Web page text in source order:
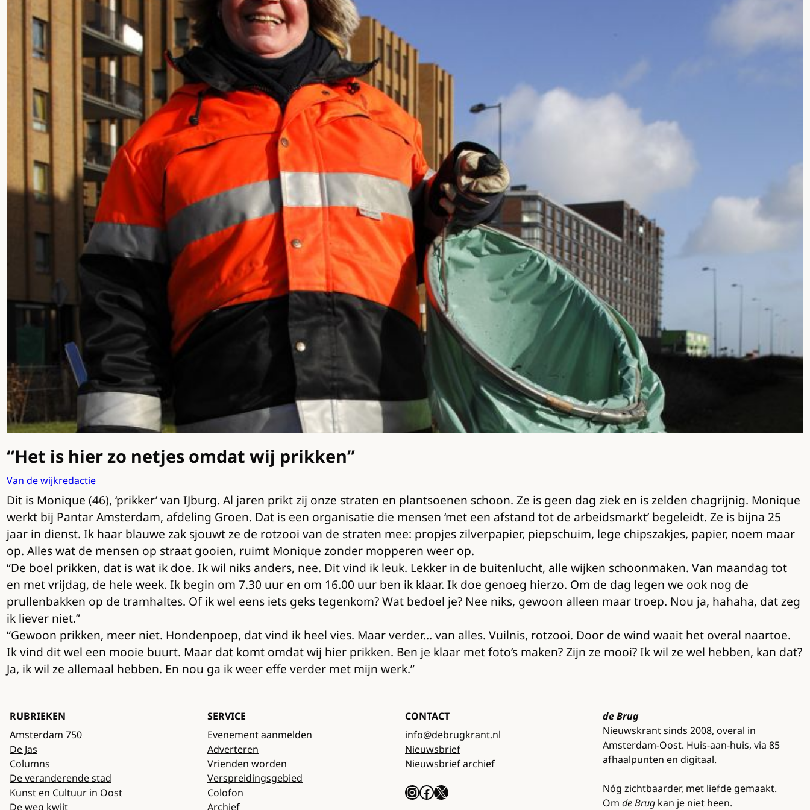
“Het is hier zo netjes omdat wij prikken”
Van de wijkredactie
Dit is Monique (46), ‘prikker’ van IJburg. Al jaren prikt zij onze straten en plantsoenen schoon. Ze is geen dag ziek en is zelden chagrijnig. Monique
werkt bij Pantar Amsterdam, afdeling Groen. Dat is een organisatie die mensen ‘met een afstand tot de arbeidsmarkt’ begeleidt. Ze is bijna 25
jaar in dienst. Ik haar blauwe zak sjouwt ze de rotzooi van de straten mee: propjes zilverpapier, piepschuim, lege chipszakjes, papier, noem maar
op. Alles wat de mensen op straat gooien, ruimt Monique zonder mopperen weer op.
“De boel prikken, dat is wat ik doe. Ik wil niks anders, nee. Dit vind ik leuk. Lekker in de buitenlucht, alle wijken schoonmaken. Van maandag tot
en met vrijdag, de hele week. Ik begin om 7.30 uur en om 16.00 uur ben ik klaar. Ik doe genoeg hierzo. Om de dag legen we ook nog de
prullenbakken op de tramhaltes. Of ik wel eens iets geks tegenkom? Wat bedoel je? Nee niks, gewoon alleen maar troep. Nou ja, hahaha, dat zeg
ik liever niet.”
“Gewoon prikken, meer niet. Hondenpoep, dat vind ik heel vies. Maar verder… van alles. Vuilnis, rotzooi. Door de wind waait het overal naartoe.
Ik vind dit wel een mooie buurt. Maar dat komt omdat wij hier prikken. Ben je klaar met foto’s maken? Zijn ze mooi? Ik wil ze wel hebben, kan dat?
Ja, ik wil ze allemaal hebben. En nou ga ik weer effe verder met mijn werk.”
RUBRIEKEN
Amsterdam 750
De Jas
Columns
De veranderende stad
Kunst en Cultuur in Oost
De weg kwijt
SERVICE
Evenement aanmelden
Adverteren
Vrienden worden
Verspreidingsgebied
Colofon
Archief
CONTACT
info@debrugkrant.nl
Nieuwsbrief
Nieuwsbrief archief
InstagramFacebook X
de Brug
Nieuwskrant sinds 2008, overal in
Amsterdam-Oost. Huis-aan-huis, via 85
afhaalpunten en digitaal.
Nóg zichtbaarder, met liefde gemaakt.
Om de Brug kan je niet heen.